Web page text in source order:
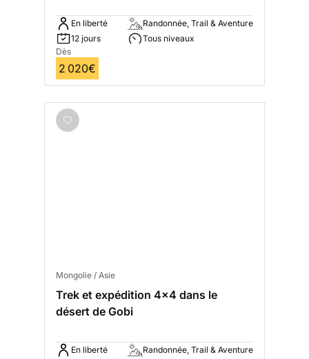
En liberté
12 jours
Randonnée, Trail & Aventure
Tous niveaux
Dès
2 020€
Mongolie / Asie
Trek et expédition 4x4 dans le
désert de Gobi
En liberté
Randonnée, Trail & Aventure